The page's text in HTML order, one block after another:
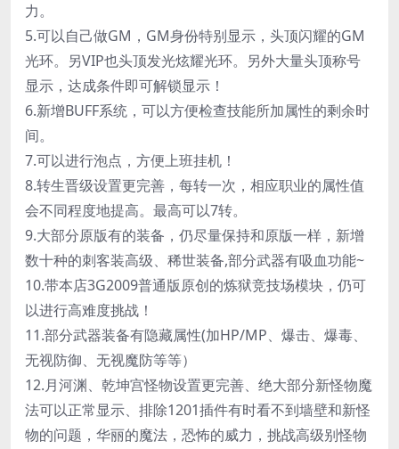
力。
5.可以自己做GM，GM身份特别显示，头顶闪耀的GM
光环。另VIP也头顶发光炫耀光环。另外大量头顶称号
显示，达成条件即可解锁显示！
6.新增BUFF系统，可以方便检查技能所加属性的剩余时
间。
7.可以进行泡点，方便上班挂机！
8.转生晋级设置更完善，每转一次，相应职业的属性值
会不同程度地提高。最高可以7转。
9.大部分原版有的装备，仍尽量保持和原版一样，新增
数十种的刺客装高级、稀世装备,部分武器有吸血功能~
10.带本店3G2009普通版原创的炼狱竞技场模块，仍可
以进行高难度挑战！
11.部分武器装备有隐藏属性(加HP/MP、爆击、爆毒、
无视防御、无视魔防等等）
12.月河渊、乾坤宫怪物设置更完善、绝大部分新怪物魔
法可以正常显示、排除1201插件有时看不到墙壁和新怪
物的问题，华丽的魔法，恐怖的威力，挑战高级别怪物